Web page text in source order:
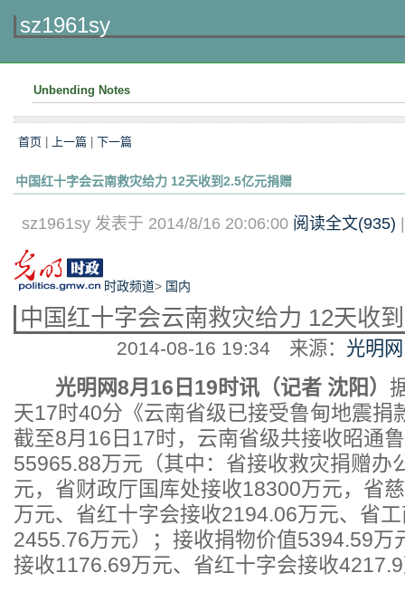
sz1961sy
Unbending Notes
首页 上一篇 下一篇
中国红十字会云南救灾给力 12天收到2.5亿元捐赠
sz1961sy 发表于 2014/8/16 20:06:00 阅读全文(935)
时政频道> 国内
中国红十字会云南救灾给力 12天收
2014-08-16 19:34 来源： 光明网
光明网8月16日19时讯（记者 沈阳）
天17时40分《云南省级已接受鲁甸地震捐
截至8月16日17时，云南省级共接收昭通
55965.88万元（其中：省接收救灾捐赠办
元，省财政厅国库处接收18300万元，省
万元、省红十字会接收2194.06万元、省
2455.76万元）；接收捐物价值5394.59万
接收1176.69万元、省红十字会接收